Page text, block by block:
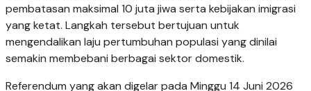
pembatasan maksimal 10 juta jiwa serta kebijakan imigrasi
yang ketat. Langkah tersebut bertujuan untuk
mengendalikan laju pertumbuhan populasi yang dinilai
semakin membebani berbagai sektor domestik.
Referendum yang akan digelar pada Minggu 14 Juni 2026